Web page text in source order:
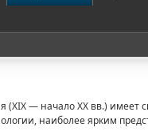
(XIX — начало XX вв.)
наиболее ярким